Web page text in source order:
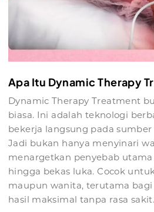
Apa Itu Dynamic Therapy
Dynamic Therapy Treatment
biasa. Ini adalah teknologi
bekerja langsung pada
Jadi bukan hanya menyinari
menargetkan penyebab
hingga bekas luka. Cocok
maupun wanita, terutama
hasil maksimal tanpa rasa sakit.